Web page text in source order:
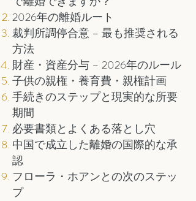
2026年の離婚ルート
裁判所調停合意 – 最も推奨される
方法
財産・資産分与 – 2026年のルール
子供の親権・養育費・親権計画
手続きのステップと現実的な所要
期間
必要書類とよくある落とし穴
中国で成立した離婚の国際的な承
認
フローラ・ホアンとの次のステッ
プ